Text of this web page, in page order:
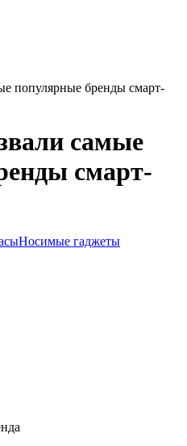
популярные бренды смарт-
самые
смарт-
Носимые гаджеты